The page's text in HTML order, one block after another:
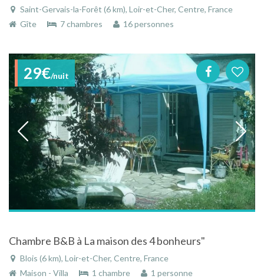
Saint-Gervais-la-Forêt (6 km), Loir-et-Cher, Centre, France
Gîte
7 chambres 16 personnes
29€/nuit
Chambre B&B à La maison des 4 bonheurs"
Blois (6 km), Loir-et-Cher, Centre, France
Maison - Villa
1 chambre 1 personne